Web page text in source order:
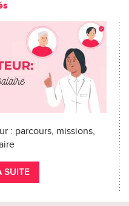
: parcours, missions,
SUITE